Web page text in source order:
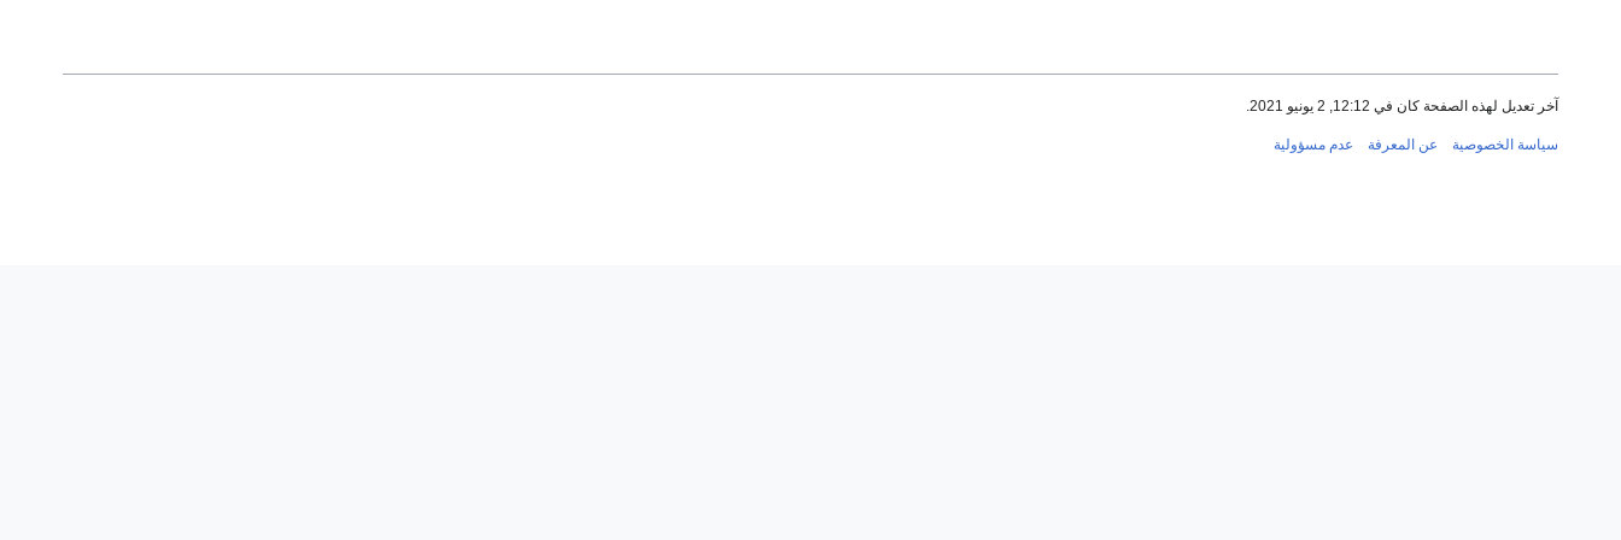
آخر تعديل لهذه الصفحة كان في 12:12, 2 يونيو 2021.
سياسة الخصوصية عن المعرفة عدم مسؤولية